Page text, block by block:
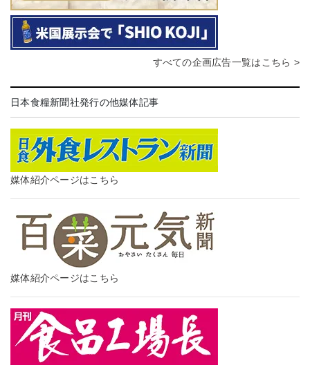
すべての企画広告一覧はこちら >
日本食糧新聞社発行の他媒体記事
媒体紹介ページはこちら
媒体紹介ページはこちら